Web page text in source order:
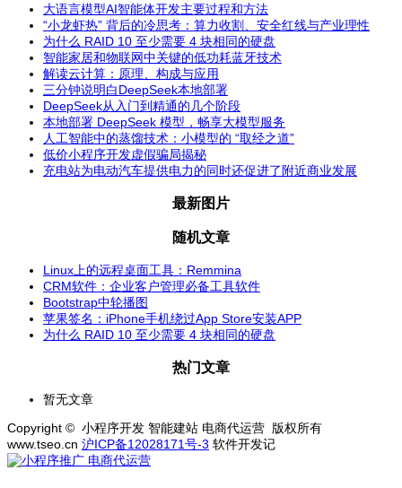
大语言模型AI智能体开发主要过程和方法
“小龙虾热” 背后的冷思考：算力收割、安全红线与产业理性
为什么 RAID 10 至少需要 4 块相同的硬盘
智能家居和物联网中关键的低功耗蓝牙技术
解读云计算：原理、构成与应用
三分钟说明白DeepSeek本地部署
DeepSeek从入门到精通的几个阶段
本地部署 DeepSeek 模型，畅享大模型服务
人工智能中的蒸馏技术：小模型的 “取经之道”
低价小程序开发虚假骗局揭秘
充电站为电动汽车提供电力的同时还促进了附近商业发展
最新图片
随机文章
Linux上的远程桌面工具：Remmina
CRM软件：企业客户管理必备工具软件
Bootstrap中轮播图
苹果签名：iPhone手机绕过App Store安装APP
为什么 RAID 10 至少需要 4 块相同的硬盘
热门文章
暂无文章
Copyright © 小程序开发 智能建站 电商代运营 版权所有
www.tseo.cn 沪ICP备12028171号-3 软件开发记